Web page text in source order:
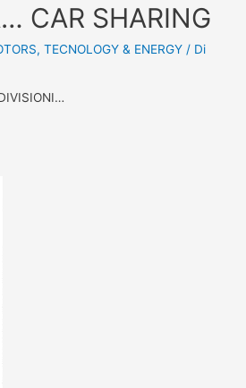
CAR SHARING
,TECNOLOGY & ENERGY / Di